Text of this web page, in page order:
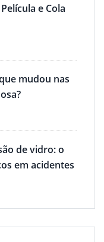
e Cola
mudou nas
de vidro: o
em acidentes